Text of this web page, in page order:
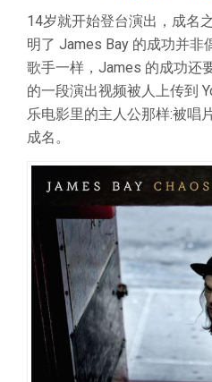
14岁就开始登台演出，成名
明了 James Bay 的成功并非
歌手一样，James 的成功还
的一段演出视频被人上传到
乐电影里的主人公那样:被唱
成名。